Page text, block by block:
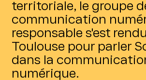
territoriale, le groupe
communication
responsable s'est
Toulouse pour parler
dans la
numérique.